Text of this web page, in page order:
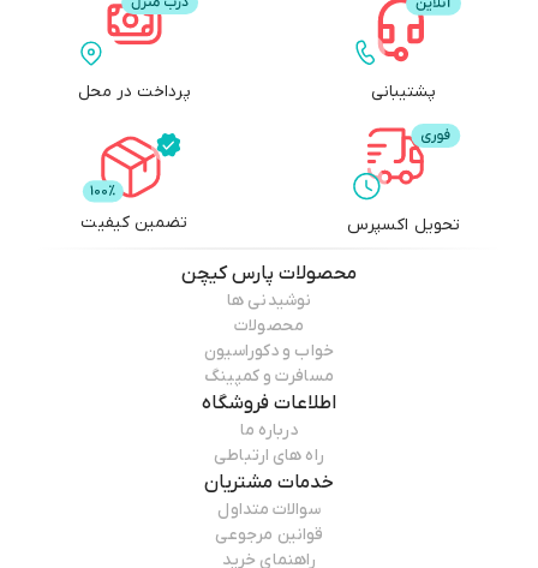
پشتیبانی پرداخت در محل
تحویل اکسپرس تضمین کیفیت
محصولات پارس کیچن
نوشیدنی ها
محصولات
خواب و دکوراسیون
مسافرت و کمپینگ
اطلاعات فروشگاه
درباره ما
راه های ارتباطی
خدمات مشتریان
سوالات متداول
قوانین مرجوعی
راهنمای خرید